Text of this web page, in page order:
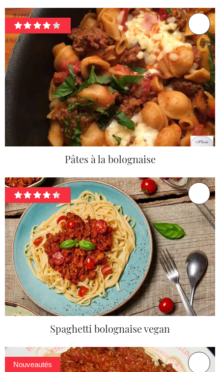
Pâtes à la bolognaise
Spaghetti bolognaise vegan
Nouveautés